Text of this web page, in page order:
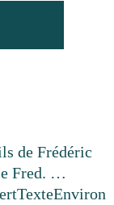
de Frédéric
Fred. …
TexteEnviron